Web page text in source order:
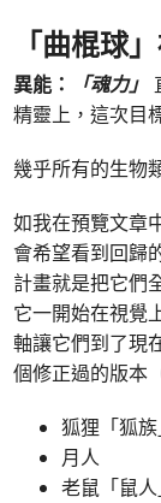
「曲棍球
異能： 「魂力」
精靈上，這次目
幾乎所有的生物
如我在預覽文章
會希望看到回歸
計畫就是把它們
它一開始在視覺
軸讓它們到了現
個修正過的版本
狐狸「狐族
月人
老鼠「鼠人